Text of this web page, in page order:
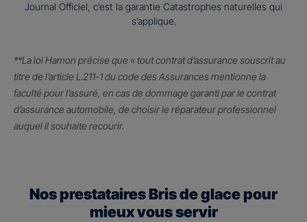
Journal Officiel, c’est la garantie Catastrophes naturelles qui
s’applique.
**La loi Hamon précise que « tout contrat d’assurance souscrit au
titre de l’article L.211-1 du code des Assurances mentionne la
faculté pour l’assuré, en cas de dommage garanti par le contrat
d’assurance automobile, de choisir le réparateur professionnel
auquel il souhaite recourir.
Nos prestataires Bris de glace pour
mieux vous servir